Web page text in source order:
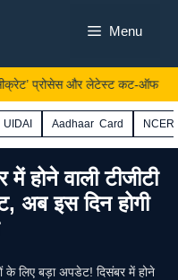
Menu
प्रोसेस और लेटेस्ट कट-ऑफ
UIDAI Aadhaar Card
होने वाली टीजीटी
अब इस दिन होगी
के लिए बड़ा अपडेट! दिसंबर में होने